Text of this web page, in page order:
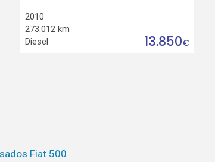
2010
273.012 km
Diesel
13.850€
Fiat 500